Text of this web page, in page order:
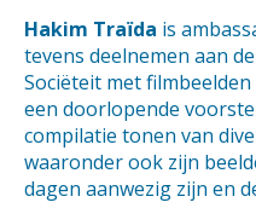
Hakim Traïda is
tevens deelnemen aan
Sociëteit met filmbeelden
een doorlopende
compilatie tonen van
waaronder ook zijn
dagen aanwezig zijn en